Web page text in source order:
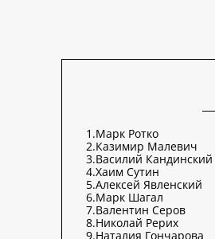
1.Марк Ротко
2.Казимир Малевич
3.Василий Кандинский
4.Хаим Сутин
5.Алексей Явленский
6.Марк Шагал
7.Валентин Серов
8.Николай Рерих
9.Наталия Гончарова